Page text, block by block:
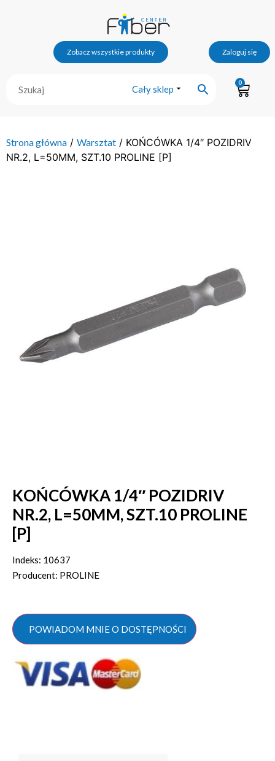
Zobacz wszystkie produkty Zaloguj się
Cały sklep
0
Strona główna / Warsztat / KOŃCÓWKA 1/4″ POZIDRIV
NR.2, L=50MM, SZT.10 PROLINE [P]
KOŃCÓWKA 1/4″ POZIDRIV
NR.2, L=50MM, SZT.10 PROLINE
[P]
Indeks: 10637
Producent: PROLINE
POWIADOM MNIE O DOSTĘPNOŚCI